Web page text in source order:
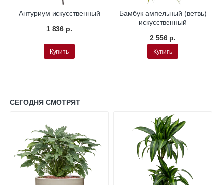
Антуриум искусственный
1 836 р.
Купить
Бамбук ампельный (ветвь)
искусственный
2 556 р.
Купить
СЕГОДНЯ СМОТРЯТ